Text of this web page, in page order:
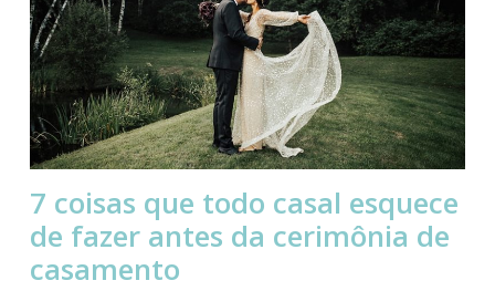
7 coisas que todo casal esquece
de fazer antes da cerimônia de
casamento